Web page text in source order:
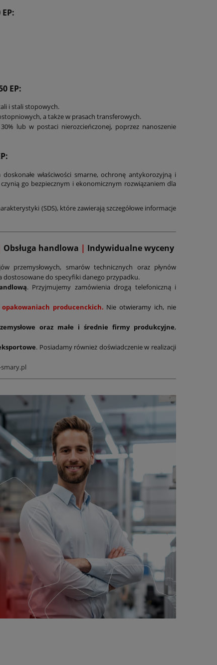
EP:
i stali stopowych.
a także w prasach transferowych.
lub w postaci nierozcieńczonej, poprzez nanoszenie
właściwości smarne, ochronę antykorozyjną i
go bezpiecznym i ekonomicznym rozwiązaniem dla
(SDS), które zawierają szczegółowe informacje
Obsługa handlowa | Indywidualne wyceny
przemysłowych, smarów technicznych oraz płynów
do specyfiki danego przypadku.
. Przyjmujemy zamówienia drogą telefoniczną i
producenckich. Nie otwieramy ich, nie
oraz małe i średnie firmy produkcyjne,
. Posiadamy również doświadczenie w realizacji